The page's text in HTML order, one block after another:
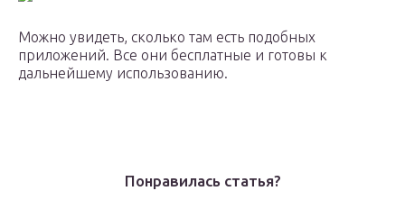
Можно увидеть, сколько там есть подобных
приложений. Все они бесплатные и готовы к
дальнейшему использованию.
Понравилась статья?